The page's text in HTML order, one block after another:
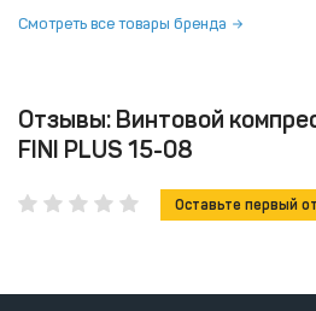
Смотреть все товары бренда
Отзывы: Винтовой
FINI PLUS 15-08
Оставьте первый